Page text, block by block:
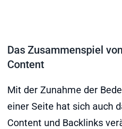
Das Zusammenspiel
Content
Mit der Zunahme der
einer Seite hat sich auch
Content und Backlinks